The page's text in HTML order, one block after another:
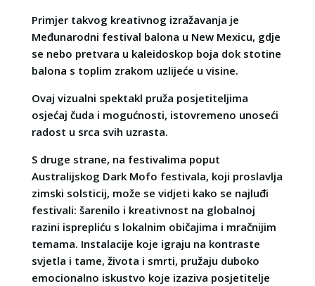
Primjer takvog kreativnog izražavanja je
Međunarodni festival balona u New Mexicu, gdje
se nebo pretvara u kaleidoskop boja dok stotine
balona s toplim zrakom uzlijeće u visine.
Ovaj vizualni spektakl pruža posjetiteljima
osjećaj čuda i mogućnosti, istovremeno unoseći
radost u srca svih uzrasta.
S druge strane, na festivalima poput
Australijskog Dark Mofo festivala, koji proslavlja
zimski solsticij, može se vidjeti kako se najluđi
festivali: šarenilo i kreativnost na globalnoj
razini isprepliću s lokalnim običajima i mračnijim
temama. Instalacije koje igraju na kontraste
svjetla i tame, života i smrti, pružaju duboko
emocionalno iskustvo koje izaziva posjetitelje